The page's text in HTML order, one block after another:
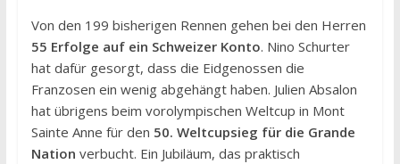
Von den 199 bisherigen Rennen gehen bei den Herren
55 Erfolge auf ein Schweizer Konto. Nino Schurter
hat dafür gesorgt, dass die Eidgenossen die
Franzosen ein wenig abgehängt haben. Julien Absalon
hat übrigens beim vorolympischen Weltcup in Mont
Sainte Anne für den 50. Weltcupsieg für die Grande
Nation verbucht. Ein Jubiläum, das praktisch